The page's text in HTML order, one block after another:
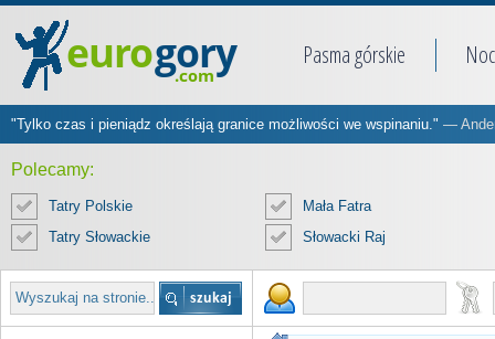
Pasma górskie
"Tylko czas i pieniądz określają granice możliwości we wspinaniu." —
Polecamy:
Tatry Polskie
Mała Fatra
Tatry Słowackie
Słowacki Raj